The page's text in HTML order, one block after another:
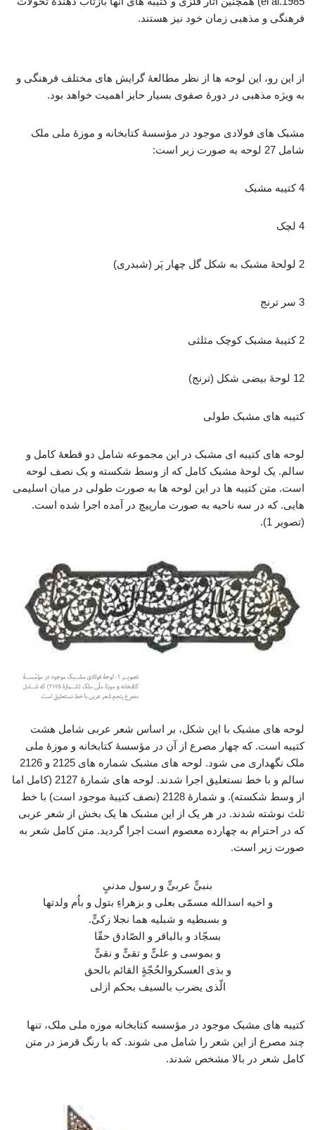
فرهنگی و مذهبی زمان خود نیز هستند.
از این رو، این لوحه ها از نظر مطالعۀ گرایش های مختلف فرهنگی و
به ویژه مذهبی در دورۀ صفوی بسیار حایز اهمیت خواهد بود.
مشبک های فولادی موجود در مؤسسۀ کتابخانه و موزۀ ملی ملک
شامل 27 لوحه به صورت زیر است:
4 کتیبه مشبک
4 لچک
2 لولحۀ مشبک به شکل گل چهار پَر (شبدری)
3 سر ترنج
2 کتیبۀ مشبک کوچک مثلثی
12 لوحۀ بیضی شکل (ترنج)
کتیبه های مشبک طولی
لوحه های کتیبه ای مشبک در این مجموعه شامل دو قطعۀ کامل و
سالم. یک لوحۀ مشبک کامل که از وسط شکسته و یک نصف لوحه
است. متن کتیبه ها در این لوحه ها به صورت طولی در میان اسلیمی
هایی. که در سه ناحیه به صورت مارپیچ در آمده اجرا شده است.
(تصویر 1).
لوحه های مشبک با این شکل، بر اساس شعر عربی شامل هشت
کتیبه است. که چهار مصرع از آن در مؤسسۀ کتابخانه و موزۀ ملی
ملک نگهداری می شود. لوحه های مشبک شماره های 2125 و 2126
سالم و با خط نستعلیق اجرا شدند. لوحه های شمارۀ 2127 (کامل اما
از وسط شکسته). و شمارۀ 2128 (نصف کتیبۀ موجود است) با خط
ثلث نوشته شدند. در هر یک از این مشبک ها یک بخش از شعر عربی
که در احترام به چهارده معصوم است اجرا گردید. متن کامل شعر به
صورت زیر است.
بنبیٍّ عربیٍّ و رسول مدنیٍ
و اخیه اسدالله مسمّی بعلی و بزهراءِ بتول و باُم ولدتها
و بسبطیه و شبلیه هما نجلا زکیٍّ.
بسجّاد و بالباقر و الصّادق حقّا
و بموسی و علیٍّ و تقیٍّ و نقیٍّ
و بذی العسکروالحُجّۀٍ القائم بالحق
الّذی یضرب بالسیف بحکم ازلی
کتیبه های مشبک موجود در مؤسسه کتابخانه موزه ملی ملک، تنها
چند مصرع از این شعر را شامل می شوند. که با رنگ قرمز در متن
کامل شعر در بالا مشخص شدند.